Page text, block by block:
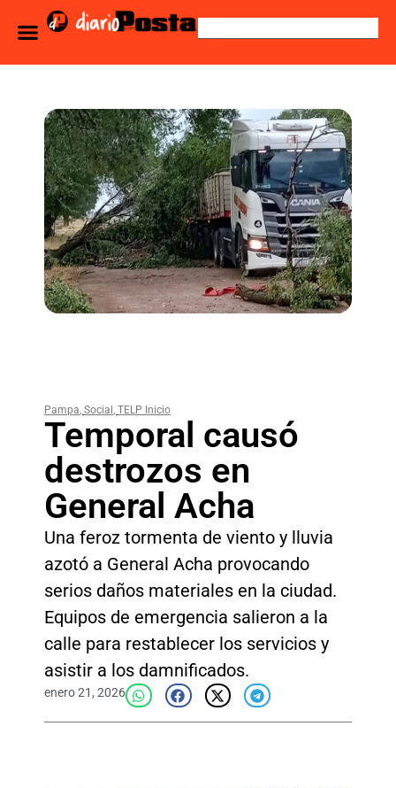
Pampa, Social , TELP Inicio
Temporal causó
destrozos en
General Acha
Una feroz tormenta de viento y lluvia
azotó a General Acha provocando
serios daños materiales en la ciudad.
Equipos de emergencia salieron a la
calle para restablecer los servicios y
asistir a los damnificados.
enero 21, 2026